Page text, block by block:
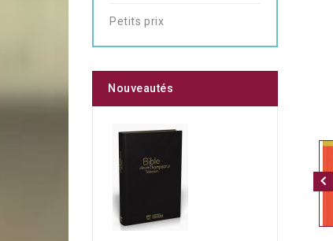
Petits prix
Nouveautés